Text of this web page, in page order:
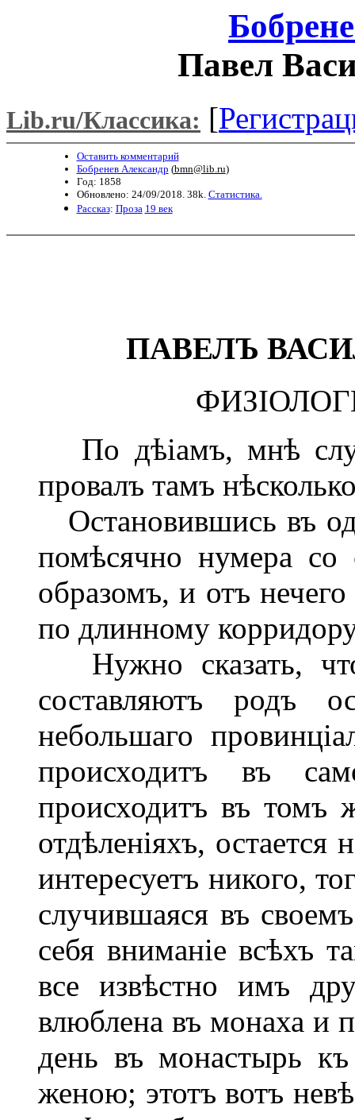
Павел
Lib.ru/Классика: [
Оставить комментарий
Бобренев Александр (bmn@lib.ru)
Год: 1858
Обновлено: 24/09/2018. 38k. Статистика.
Рассказ: Проза 19 век
ПАВЕЛЪ
По дѣіамъ, мнѣ
провалъ тамъ
Остановившись въ
помѣсячно нумера со
образомъ, и отъ
по длинному
Нужно сказать,
составляютъ родъ
небольшаго
происходитъ въ
происходитъ въ томъ
отдѣленіяхъ,
интересуетъ никого,
случившаяся въ
себя вниманіе всѣхъ
все извѣстно имъ
влюблена въ монаха и
день въ монастырь
женою; этотъ вотъ